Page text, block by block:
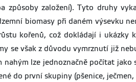
způsoby založení). Tyto druhy
biomasy při daném výsevku
kořenů, což dokládají i ukázky
se však z důvodu vymrznutí již
lze jednoznačně počítat
do první skupiny (pšenice,